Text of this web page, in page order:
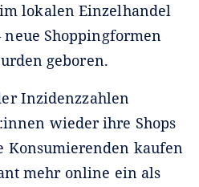
lokalen Einzelhandel
Shoppingformen
geboren.
Inzidenzzahlen
wieder ihre Shops
Konsumierenden kaufen
mehr online ein als